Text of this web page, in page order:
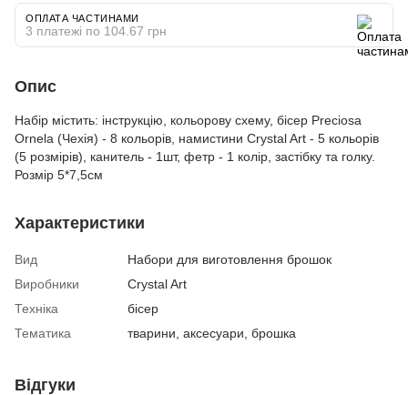
ОПЛАТА ЧАСТИНАМИ
3 платежі по 104.67 грн
Опис
Набір містить: інструкцію, кольорову схему, бісер Preciosa
Ornela (Чехія) - 8 кольорів, намистини Crystal Art - 5 кольорів
(5 розмірів), канитель - 1шт, фетр - 1 колір, застібку та голку.
Розмір 5*7,5см
Характеристики
Вид
Набори для виготовлення брошок
Виробники
Crystal Art
Техніка
бісер
Тематика
тварини, аксесуари, брошка
Відгуки